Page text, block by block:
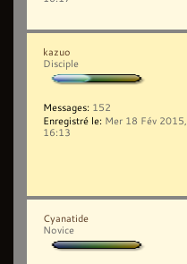
kazuo
Disciple
Messages: 152
Enregistré le: Mer 18 Fév 2015,
16:13
Cyanatide
Novice